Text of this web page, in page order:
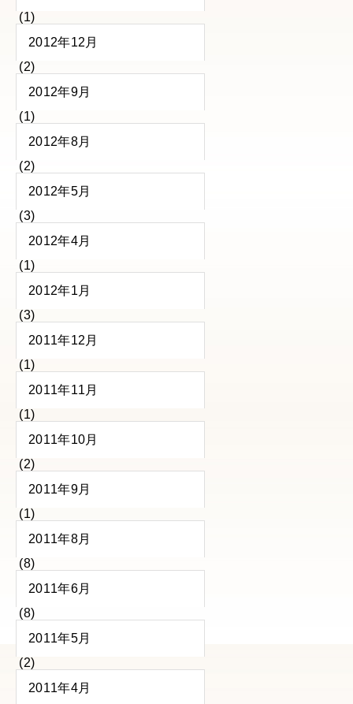
(1)
2012年12月
(2)
2012年9月
(1)
2012年8月
(2)
2012年5月
(3)
2012年4月
(1)
2012年1月
(3)
2011年12月
(1)
2011年11月
(1)
2011年10月
(2)
2011年9月
(1)
2011年8月
(8)
2011年6月
(8)
2011年5月
(2)
2011年4月